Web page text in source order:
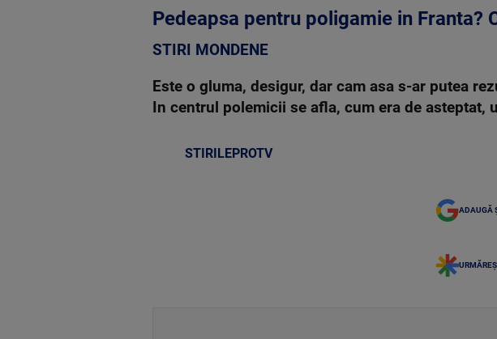
Pedeapsa pentru poligamie in Franta?
STIRI MONDENE
Este o gluma, desigur, dar cam asa s-ar putea
In centrul polemicii se afla, cum era de asteptat,
STIRILEPROTV
ADAUGĂ